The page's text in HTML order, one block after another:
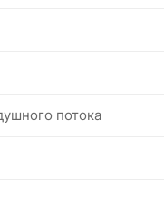
потока